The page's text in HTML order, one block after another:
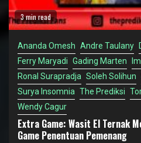
3 min read
Ananda Omesh Andre Taulany
Ferry Maryadi Gading Marten
Ronal Surapradja Soleh Solihun
Surya Insomnia The Prediksi
Wendy Cagur
Extra Game: Wasit El Ternak
Game Penentuan Pemenang